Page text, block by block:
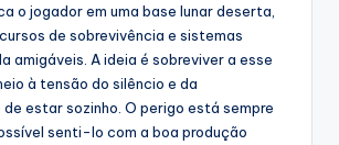
o jogador em uma base lunar deserta,
de sobrevivência e sistemas
amigáveis. A ideia é sobreviver a esse
à tensão do silêncio e da
de estar sozinho. O perigo está sempre
senti-lo com a boa produção